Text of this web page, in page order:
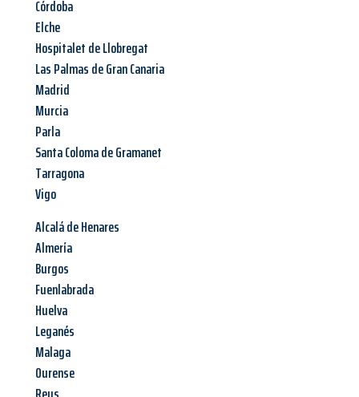
Córdoba
Elche
Hospitalet de Llobregat
Las Palmas de Gran Canaria
Madrid
Murcia
Parla
Santa Coloma de Gramanet
Tarragona
Vigo
Alcalá de Henares
Almería
Burgos
Fuenlabrada
Huelva
Leganés
Malaga
Ourense